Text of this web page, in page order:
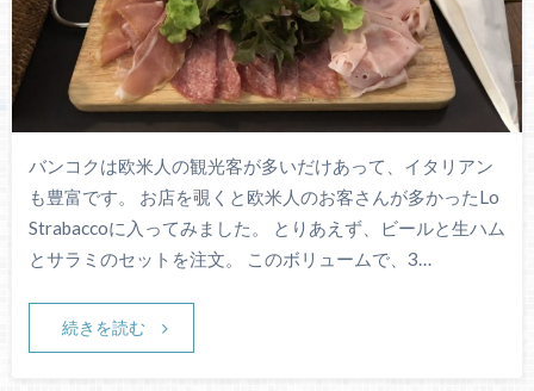
バンコクは欧米人の観光客が多いだけあって、イタリアン
も豊富です。 お店を覗くと欧米人のお客さんが多かったLo
Strabaccoに入ってみました。 とりあえず、ビールと生ハム
とサラミのセットを注文。 このボリュームで、3…
続きを読む